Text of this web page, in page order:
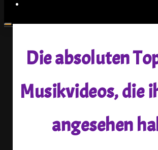
Die absoluten
Musikvideos, die
angesehen